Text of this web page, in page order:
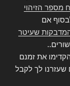
מספר הזיהוי
אם
שעיטר
את זמנם
שעזרנו לך לקבל